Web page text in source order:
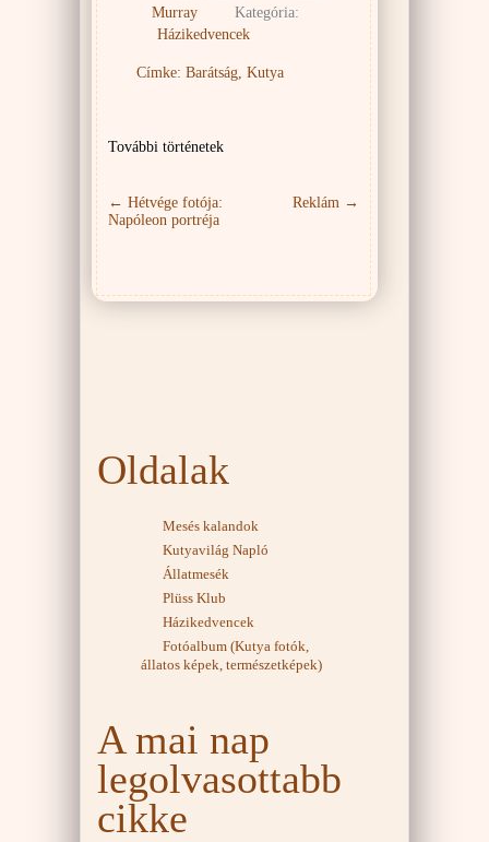
Murray
Kategória:
Házikedvencek
Címke: Barátság, Kutya
További történetek
← Hétvége fotója:
Napóleon portréja
Reklám →
Oldalak
Mesés kalandok
Kutyavilág Napló
Állatmesék
Plüss Klub
Házikedvencek
Fotóalbum (Kutya fotók,
állatos képek, természetképek)
A mai nap
legolvasottabb
cikke